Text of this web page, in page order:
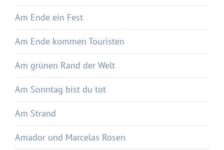
Am Ende ein Fest
Am Ende kommen Touristen
Am grünen Rand der Welt
Am Sonntag bist du tot
Am Strand
Amador und Marcelas Rosen